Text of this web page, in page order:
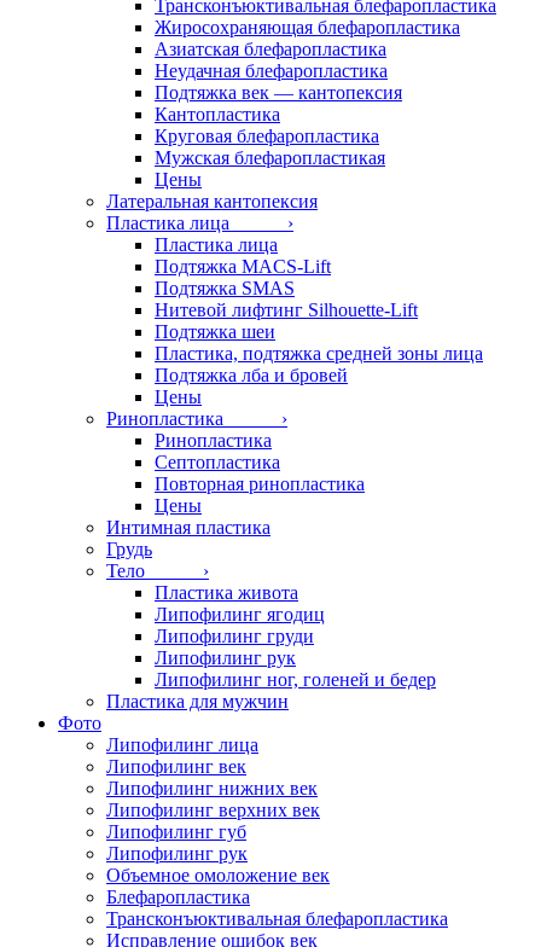
Трансконъюктивальная блефаропластика
Жиросохраняющая блефаропластика
Азиатская блефаропластика
Неудачная блефаропластика
Подтяжка век — кантопексия
Кантопластика
Круговая блефаропластика
Мужская блефаропластикая
Цены
Латеральная кантопексия
Пластика лица ›
Пластика лица
Подтяжка MACS-Lift
Подтяжка SMAS
Нитевой лифтинг Silhouette-Lift
Подтяжка шеи
Пластика, подтяжка средней зоны лица
Подтяжка лба и бровей
Цены
Ринопластика ›
Ринопластика
Септопластика
Повторная ринопластика
Цены
Интимная пластика
Грудь
Тело ›
Пластика живота
Липофилинг ягодиц
Липофилинг груди
Липофилинг рук
Липофилинг ног, голеней и бедер
Пластика для мужчин
Фото
Липофилинг лица
Липофилинг век
Липофилинг нижних век
Липофилинг верхних век
Липофилинг губ
Липофилинг рук
Объемное омоложение век
Блефаропластика
Трансконъюктивальная блефаропластика
Исправление ошибок век